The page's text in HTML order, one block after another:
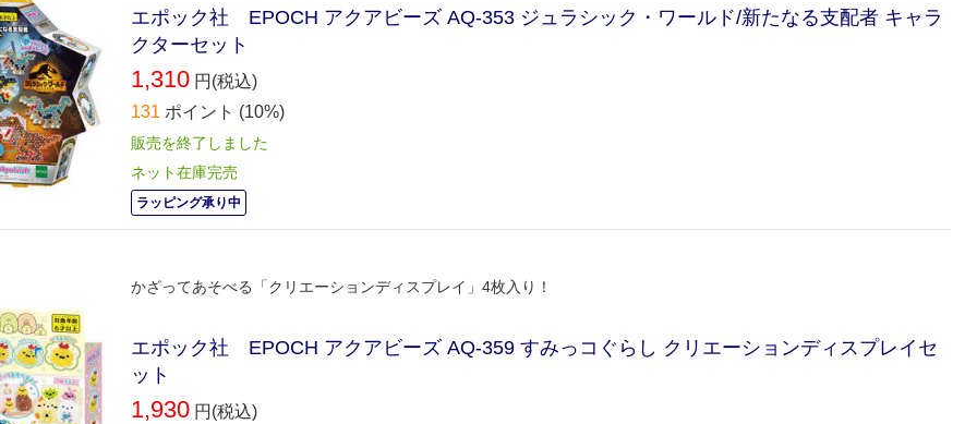
エポック社 EPOCH アクアビーズ AQ-353 ジュラシック・ワールド/新たなる支配者 キャラ
クターセット
1,310 円(税込)
131 ポイント (10%)
販売を終了しました
ネット在庫完売
ラッピング承り中
かざってあそべる「クリエーションディスプレイ」4枚入り！
エポック社 EPOCH アクアビーズ AQ-359 すみっコぐらし クリエーションディスプレイセ
ット
1,930 円(税込)